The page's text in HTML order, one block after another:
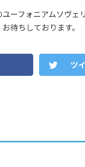
ーフォニアムソヴェ
待ちしております。
ツ